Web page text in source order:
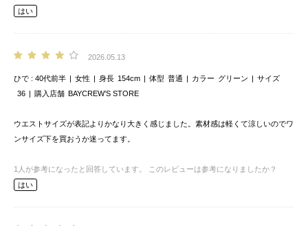
はい
2026.05.13
ひで 40代前半 女性 身長 154cm 体型 普通 カラー グリーン
サイズ
36
購入店舗 BAYCREW’S STORE
ウエストサイズが表記よりかなり大きく感じました。素材感は軽くて涼しいのでワ
ンサイズ下を買おうか迷ってます。
1 人が参考になったと回答しています。
このレビューは参考になりましたか？
はい